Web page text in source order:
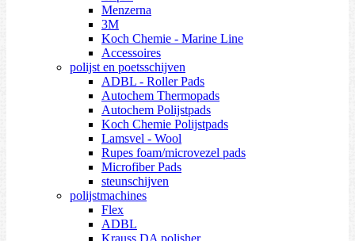
Menzerna
3M
Koch Chemie - Marine Line
Accessoires
polijst en poetsschijven
ADBL - Roller Pads
Autochem Thermopads
Autochem Polijstpads
Koch Chemie Polijstpads
Lamsvel - Wool
Rupes foam/microvezel pads
Microfiber Pads
steunschijven
polijstmachines
Flex
ADBL
Krauss DA polisher